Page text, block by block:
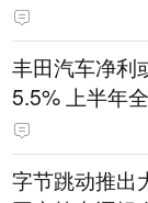
丰田汽车净利
5.5% 上半年
14.3万辆
字节跳动推出